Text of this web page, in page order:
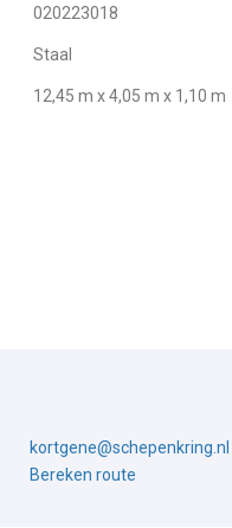
020223018
Staal
12,45 m x 4,05 m x 1,10 m
kortgene@schepenkring.nl
Bereken route